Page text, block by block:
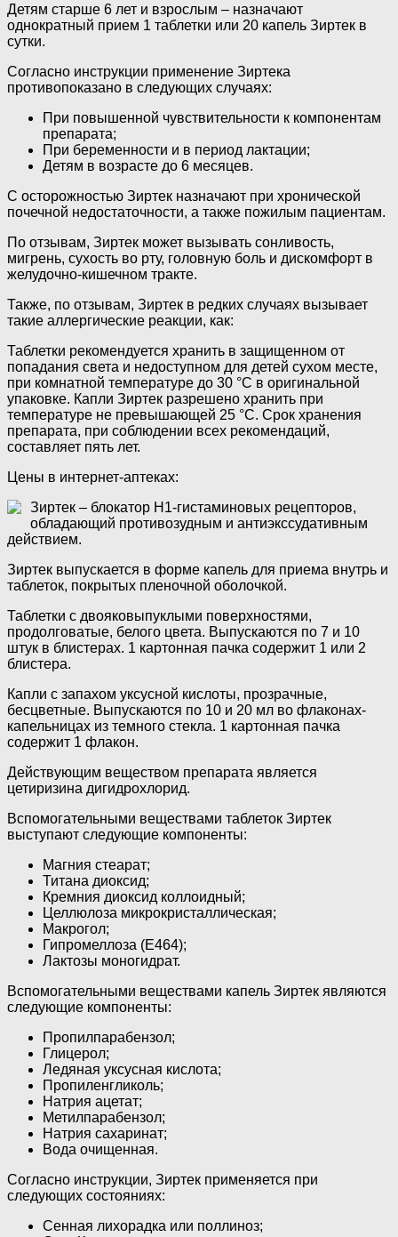
Детям старше 6 лет и взрослым – назначают
однократный прием 1 таблетки или 20 капель Зиртек в
сутки.
Согласно инструкции применение Зиртека
противопоказано в следующих случаях:
При повышенной чувствительности к компонентам
препарата;
При беременности и в период лактации;
Детям в возрасте до 6 месяцев.
С осторожностью Зиртек назначают при хронической
почечной недостаточности, а также пожилым пациентам.
По отзывам, Зиртек может вызывать сонливость,
мигрень, сухость во рту, головную боль и дискомфорт в
желудочно-кишечном тракте.
Также, по отзывам, Зиртек в редких случаях вызывает
такие аллергические реакции, как:
Таблетки рекомендуется хранить в защищенном от
попадания света и недоступном для детей сухом месте,
при комнатной температуре до 30 °C в оригинальной
упаковке. Капли Зиртек разрешено хранить при
температуре не превышающей 25 °C. Срок хранения
препарата, при соблюдении всех рекомендаций,
составляет пять лет.
Цены в интернет-аптеках:
Зиртек – блокатор Н1-гистаминовых рецепторов,
обладающий противозудным и антиэкссудативным
действием.
Зиртек выпускается в форме капель для приема внутрь и
таблеток, покрытых пленочной оболочкой.
Таблетки с двояковыпуклыми поверхностями,
продолговатые, белого цвета. Выпускаются по 7 и 10
штук в блистерах. 1 картонная пачка содержит 1 или 2
блистера.
Капли с запахом уксусной кислоты, прозрачные,
бесцветные. Выпускаются по 10 и 20 мл во флаконах-
капельницах из темного стекла. 1 картонная пачка
содержит 1 флакон.
Действующим веществом препарата является
цетиризина дигидрохлорид.
Вспомогательными веществами таблеток Зиртек
выступают следующие компоненты:
Магния стеарат;
Титана диоксид;
Кремния диоксид коллоидный;
Целлюлоза микрокристаллическая;
Макрогол;
Гипромеллоза (Е464);
Лактозы моногидрат.
Вспомогательными веществами капель Зиртек являются
следующие компоненты:
Пропилпарабензол;
Глицерол;
Ледяная уксусная кислота;
Пропиленгликоль;
Натрия ацетат;
Метилпарабензол;
Натрия сахаринат;
Вода очищенная.
Согласно инструкции, Зиртек применяется при
следующих состояниях:
Сенная лихорадка или поллиноз;